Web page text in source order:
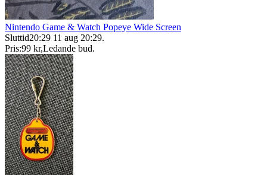
Nintendo Game & Watch Popeye Wide Screen
Sluttid20:29 11 aug 20:29.
Pris:99 kr,Ledande bud.